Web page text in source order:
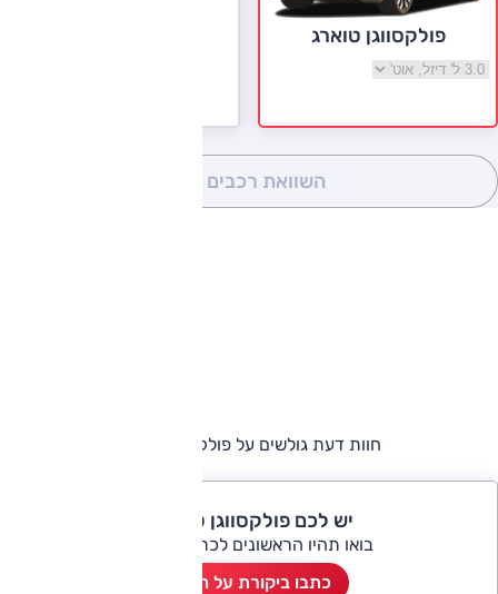
פולקסווגן טוארג
בחר גרסה פולקסווגן טוארג
השוואת רכבים
חוות דעת גולשים על פולקסווגן טוארג
יש לכם פולקסווגן טוארג?
בואו תהיו הראשונים לכתוב ביקורת
כתבו ביקורת על הרכב